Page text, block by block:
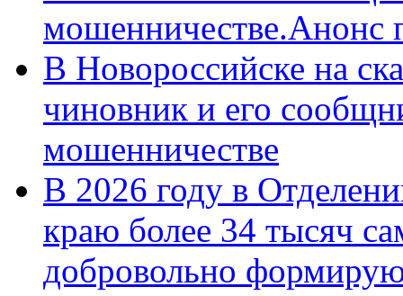
мошенничестве.Анонс
В Новороссийске на
чиновник и его
мошенничестве
В 2026 году в
краю более 34 тысяч
добровольно